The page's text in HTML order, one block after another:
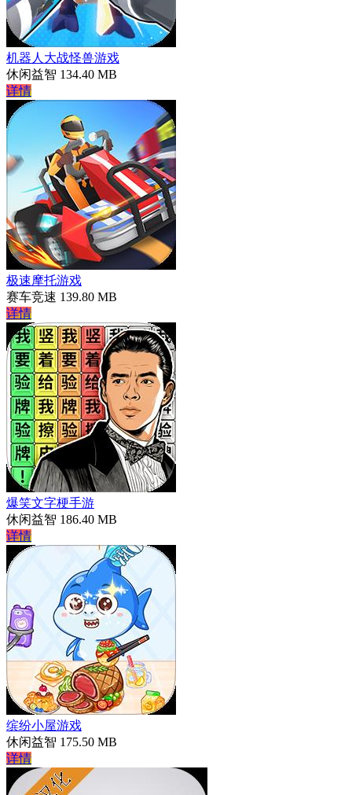
机器人大战怪兽游戏
休闲益智 134.40 MB
详情
极速摩托游戏
赛车竞速 139.80 MB
详情
爆笑文字梗手游
休闲益智 186.40 MB
详情
缤纷小屋游戏
休闲益智 175.50 MB
详情